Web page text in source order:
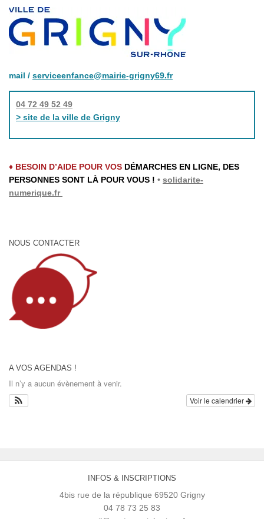
mail / serviceenfance@mairie-grigny69.fr
04 72 49 52 49
> site de la ville de Grigny
♦ BESOIN D’AIDE POUR VOS DÉMARCHES EN LIGNE, DES
PERSONNES SONT LÀ POUR VOUS ! • solidarite-
numerique.fr
NOUS CONTACTER
A VOS AGENDAS !
Il n’y a aucun évènement à venir.
Voir le calendrier
INFOS & INSCRIPTIONS
4bis rue de la république 69520 Grigny
04 78 73 25 83